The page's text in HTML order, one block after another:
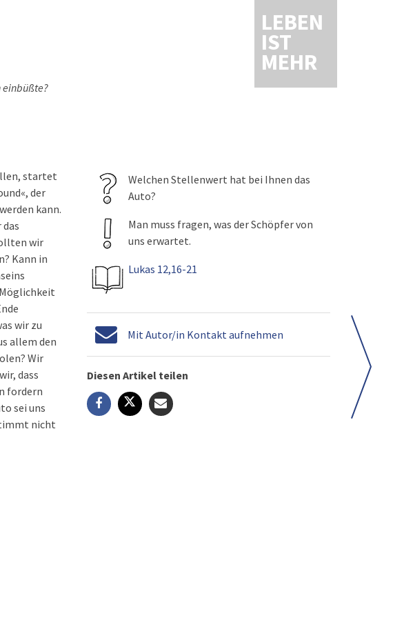
LEBEN
IST
MEHR
einbüßte?
startet
der
kann.
wir
Kann in
wir zu
allem den
Wir
dass
fordern
sei uns
nicht
Welchen Stellenwert hat bei Ihnen das
Auto?
Man muss fragen, was der Schöpfer von
uns erwartet.
Lukas 12,16-21
Mit Autor/in Kontakt aufnehmen
Diesen Artikel teilen